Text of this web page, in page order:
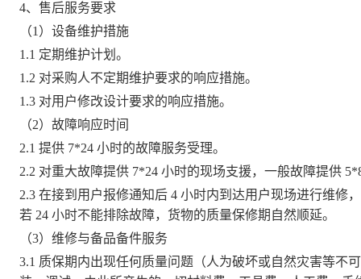
4、售后服务要求
（1）设备维护措施
1.1 定期维护计划。
1.2 对采购人不定期维护要求的响应措施。
1.3 对用户修改设计要求的响应措施。
（2）故障响应时间
2.1 提供 7*24 小时的故障服务受理。
2.2 对重大故障提供 7*24 小时的现场支援，一般故障提供
2.3 在接到用户报修通知后 4 小时内到达用户现场进行维修
若 24 小时不能排除故障，货物的质量保修期自然顺延。
（3）维修与备品备件服务
3.1 质保期内出现任何质量问题（人为破坏或自然灾害等不